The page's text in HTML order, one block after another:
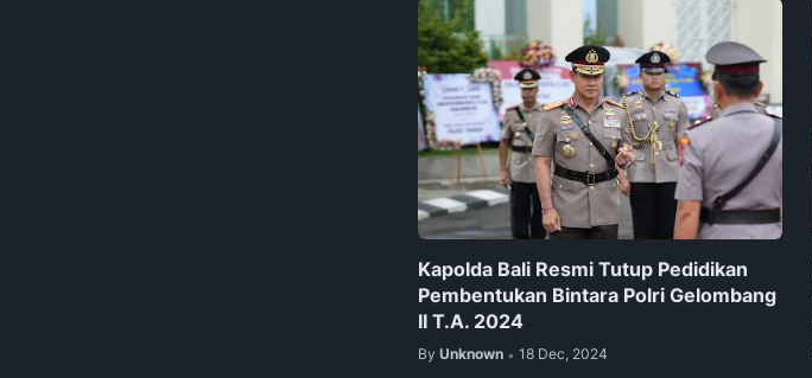
Kapolda Bali Resmi Tutup Pedidikan
Pembentukan Bintara Polri Gelombang
II T.A. 2024
By Unknown • 18 Dec, 2024